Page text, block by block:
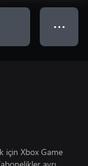
● ● ●
için Xbox Game
ayrı